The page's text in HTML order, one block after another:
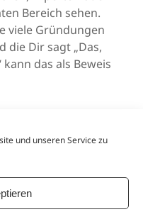
und unseren Service zu
Bereich sehen.
viele Gründungen
die Dir sagt „Das,
das als Beweis
einer Dult wird